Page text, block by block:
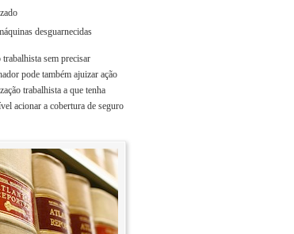
desguarnecidas
sem precisar
pode também ajuizar ação
trabalhista a que tenha
acionar a cobertura de seguro